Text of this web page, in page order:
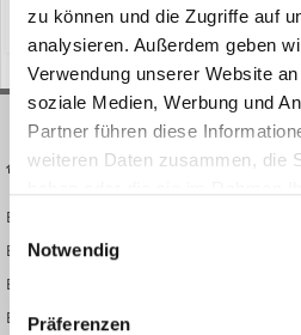
zu können und die Zugriffe auf
analysieren. Außerdem geben
Verwendung unserer Website
soziale Medien, Werbung und
Partner führen diese
weiteren Daten zusammen, die
Einwilligungsauswahl
Notwendig
Präferenzen
BAUFORUM24
Bauforum24 News
Bauforum24 TV
BF24 Mediathek
BF24 Fotostrecken